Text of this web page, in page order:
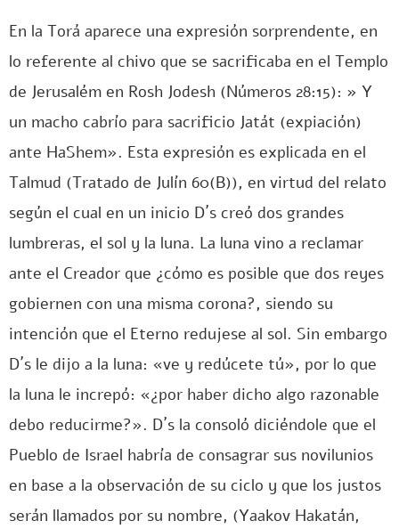
En la Torá aparece una expresión sorprendente, en
lo referente al chivo que se sacrificaba en el Templo
de Jerusalém en Rosh Jodesh (Números 28:15): » Y
un macho cabrío para sacrificio Jatát (expiación)
ante HaShem». Esta expresión es explicada en el
Talmud (Tratado de Julín 60(B)), en virtud del relato
según el cual en un inicio D´s creó dos grandes
lumbreras, el sol y la luna. La luna vino a reclamar
ante el Creador que ¿cómo es posible que dos reyes
gobiernen con una misma corona?, siendo su
intención que el Eterno redujese al sol. Sin embargo
D´s le dijo a la luna: «ve y redúcete tú», por lo que
la luna le increpó: «¿por haber dicho algo razonable
debo reducirme?». D´s la consoló diciéndole que el
Pueblo de Israel habría de consagrar sus novilunios
en base a la observación de su ciclo y que los justos
serán llamados por su nombre, (Yaakov Hakatán,